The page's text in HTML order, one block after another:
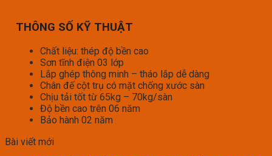
THÔNG SỐ KỸ THUẬT
Chất liệu: thép độ bền cao
Sơn tĩnh điện 03 lớp
Lắp ghép thông minh – tháo lắp dễ dàng
Chân đế cột trụ có mặt chống xước sàn
Chịu tải tốt từ 65kg – 70kg/sàn
Độ bền cao trên 06 năm
Bảo hành 02 năm
Bài viết mới